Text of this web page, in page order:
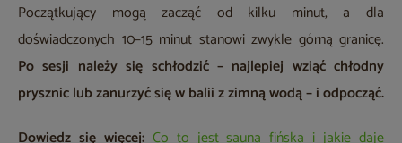
Początkujący mogą zacząć od kilku minut, a dla
doświadczonych 10–15 minut stanowi zwykle górną granicę.
Po sesji należy się schłodzić – najlepiej wziąć chłodny
prysznic lub zanurzyć się w balii z zimną wodą – i odpocząć.